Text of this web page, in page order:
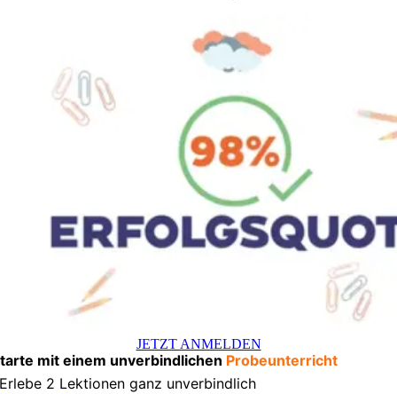
JETZT ANMELDEN
mit einem unverbindlichen Probeunterricht
Erlebe 2 Lektionen ganz unverbindlich